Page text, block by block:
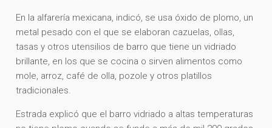
En la alfarería mexicana, indicó, se usa óxido de plomo, un
metal pesado con el que se elaboran cazuelas, ollas,
tasas y otros utensilios de barro que tiene un vidriado
brillante, en los que se cocina o sirven alimentos como
mole, arroz, café de olla, pozole y otros platillos
tradicionales.
Estrada explicó que el barro vidriado a altas temperaturas